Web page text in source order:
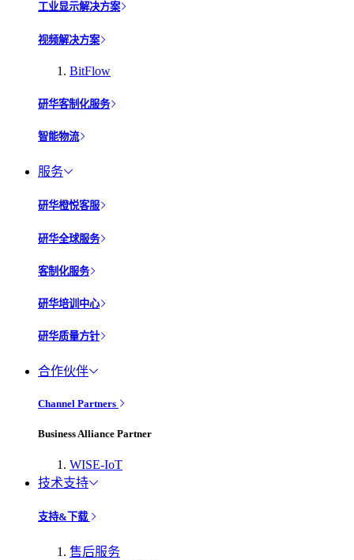
工业显示解决方案
视频解决方案
BitFlow
研华客制化服务
智能物流
服务
研华橙悦客服
研华全球服务
客制化服务
研华培训中心
研华质量方针
合作伙伴
Channel Partners
Business Alliance Partner
WISE-IoT
技术支持
支持&下载
售后服务